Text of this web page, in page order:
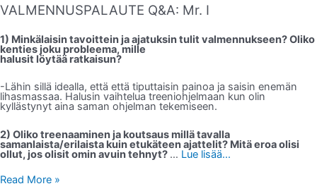
VALMENNUSPALAUTE Q&A: Mr. I
1) Minkälaisin tavoittein ja ajatuksin tulit valmennukseen? Oliko
kenties joku probleema, mille
halusit löytää ratkaisun?
-Lähin sillä idealla, että että tiputtaisin painoa ja saisin enemän
lihasmassaa. Halusin vaihtelua treeniohjelmaan kun olin
kyllästynyt aina saman ohjelman tekemiseen.
2) Oliko treenaaminen ja koutsaus millä tavalla
samanlaista/erilaista kuin etukäteen ajattelit? Mitä eroa olisi
ollut, jos olisit omin avuin tehnyt? … Lue lisää...
Read More »